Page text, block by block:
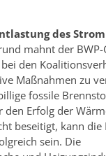
des
mahnt der
bei den
Maßnahmen zu
fossile
Erfolg der
beseitigt, kann die
sein. Die